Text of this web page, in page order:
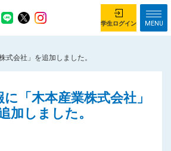
学生ログイン
企業を探す
ちょこっと仕事体験コース
学生ログイン MENU
式会社」を追加しました。
「木本産業株式会社」
加しました。